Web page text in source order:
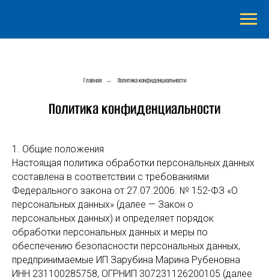
Главная → Политика конфиденциальности
Политика конфиденциальности
1. Общие положения
Настоящая политика обработки персональных данных
составлена в соответствии с требованиями
Федерального закона от 27.07.2006. № 152-ФЗ «О
персональных данных» (далее — Закон о
персональных данных) и определяет порядок
обработки персональных данных и меры по
обеспечению безопасности персональных данных,
предпринимаемые ИП Зарубина Марина Рубеновна
ИНН 231100285758, ОГРНИП 307231126200105 (далее